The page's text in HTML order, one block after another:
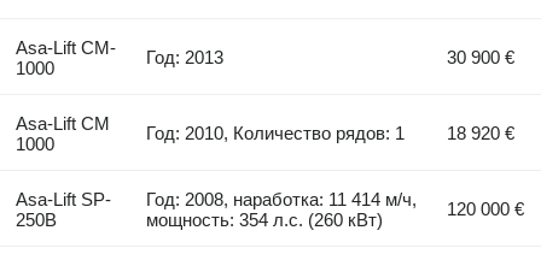
Asa-Lift CM-
1000
Год: 2013 30 900 €
Asa-Lift CM
1000
Год: 2010, Количество рядов: 1 18 920 €
Asa-Lift SP-
250B
Год: 2008, наработка: 11 414 м/ч,
мощность: 354 л.с. (260 кВт)
120 000 €